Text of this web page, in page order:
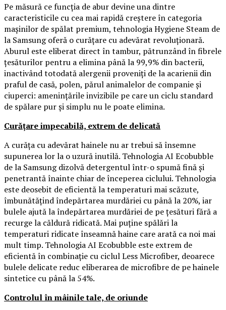
Pe măsură ce funcția de abur devine una dintre
caracteristicile cu cea mai rapidă creștere în categoria
mașinilor de spălat premium, tehnologia Hygiene Steam de
la Samsung oferă o curățare cu adevărat revoluționară.
Aburul este eliberat direct în tambur, pătrunzând în fibrele
țesăturilor pentru a elimina până la 99,9% din bacterii,
inactivând totodată alergenii proveniți de la acarienii din
praful de casă, polen, părul animalelor de companie și
ciuperci: amenințările invizibile pe care un ciclu standard
de spălare pur și simplu nu le poate elimina.
Curățare impecabilă, extrem de delicată
A curăța cu adevărat hainele nu ar trebui să însemne
supunerea lor la o uzură inutilă. Tehnologia AI Ecobubble
de la Samsung dizolvă detergentul într-o spumă fină și
penetrantă înainte chiar de începerea ciclului. Tehnologia
este deosebit de eficientă la temperaturi mai scăzute,
îmbunătățind îndepărtarea murdăriei cu până la 20%, iar
bulele ajută la îndepărtarea murdăriei de pe țesături fără a
recurge la căldură ridicată. Mai puține spălări la
temperaturi ridicate înseamnă haine care arată ca noi mai
mult timp. Tehnologia AI Ecobubble este extrem de
eficientă în combinație cu ciclul Less Microfiber, deoarece
bulele delicate reduc eliberarea de microfibre de pe hainele
sintetice cu până la 54%.
Controlul în mâinile tale, de oriunde